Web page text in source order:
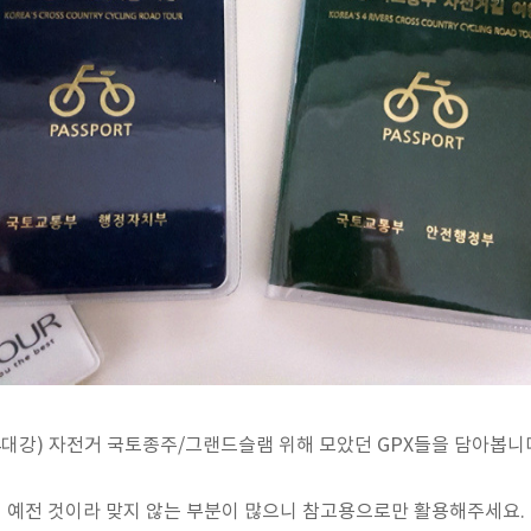
강) 자전거 국토종주/그랜드슬램 위해 모았던 GPX들을 담아봅니
예전 것이라 맞지 않는 부분이 많으니 참고용으로만 활용해주세요.